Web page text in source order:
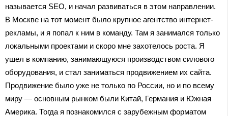
называется SEO, и начал развиваться в этом направлении.
В Москве на тот момент было крупное агентство интернет-
рекламы, и я попал к ним в команду. Там я занимался только
локальными проектами и скоро мне захотелось роста. Я
ушел в компанию, занимающуюся производством силового
оборудования, и стал заниматься продвижением их сайта.
Продвижение было уже не только по России, но и по всему
миру — основным рынком были Китай, Германия и Южная
Америка. Тогда я познакомился с зарубежным форматом